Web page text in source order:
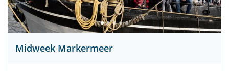
Midweek Markermeer